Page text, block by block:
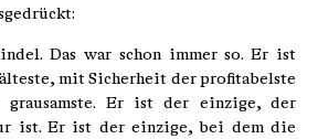
Das war schon immer so. Er ist
mit Sicherheit der profitabelste
Er ist der einzige, der
ist. Er ist der einzige, bei dem die